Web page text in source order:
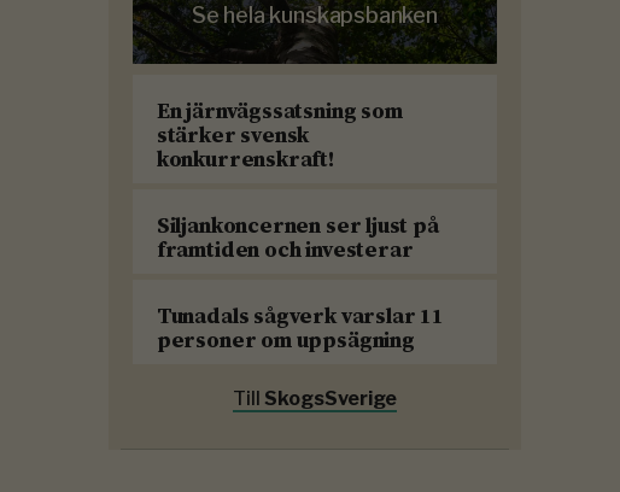
Se hela kunskapsbanken
En järnvägssatsning som
stärker svensk
konkurrenskraft!
Siljankoncernen ser ljust på
framtiden och investerar
Tunadals sågverk varslar 11
personer om uppsägning
Till SkogsSverige